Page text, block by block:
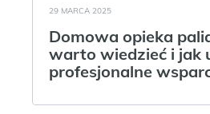
29 MARCA 2025
Domowa opieka
warto wiedzieć i jak
profesjonalne